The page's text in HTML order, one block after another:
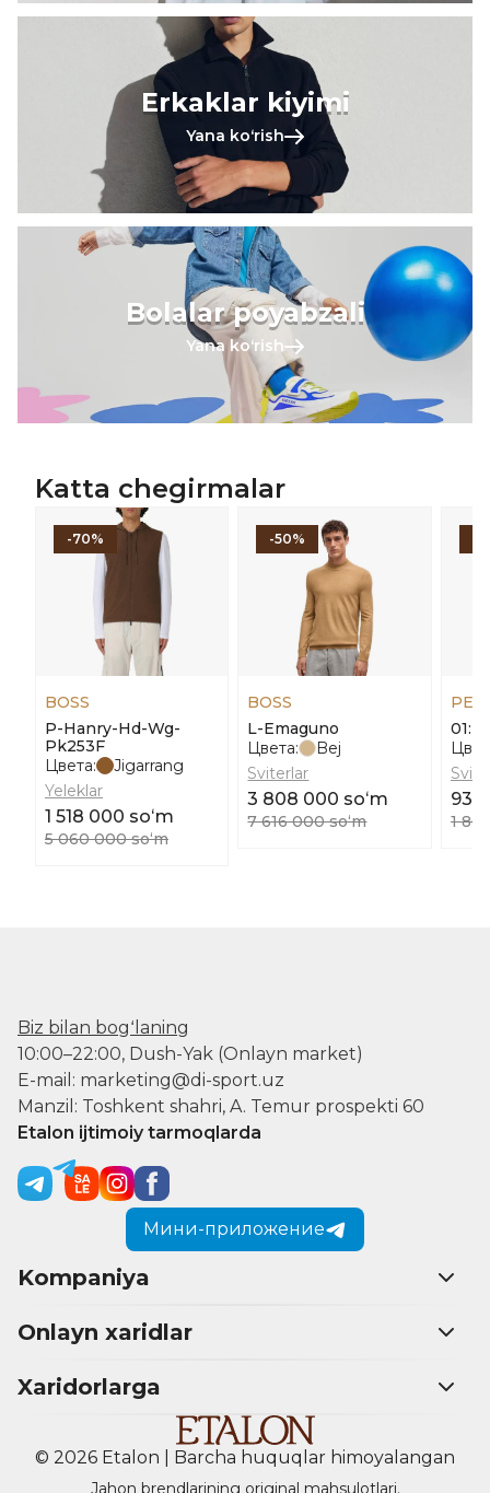
Erkaklar kiyimi
Yana koʻrish
Bolalar poyabzali
Yana koʻrish
Katta chegirmalar
-70%
BOSS
P-Hanry-Hd-Wg-
Pk253F
Цвета:
Jigarrang
Yeleklar
1 518 000 soʻm
5 060 000 soʻm
-50%
BOSS
L-Emaguno
Цвета:
Bej
Sviterlar
3 808 000 soʻm
7 616 000 soʻm
01:
930
1
Biz bilan bogʻlaning
10:00–22:00, Dush-Yak (Onlayn market)
E-mail: marketing@di-sport.uz
Manzil: Toshkent shahri, A. Temur prospekti 60
Etalon ijtimoiy tarmoqlarda
Мини-приложение
Kompaniya
Onlayn xaridlar
Xaridorlarga
© 2026 Etalon | Barcha huquqlar himoyalangan
Jahon brendlarining original mahsulotlari.